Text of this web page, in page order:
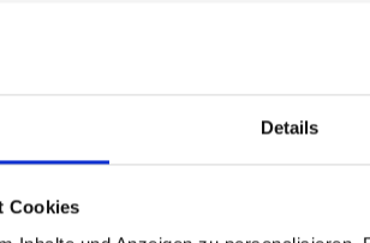
Details
Cookies